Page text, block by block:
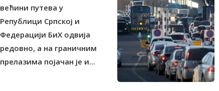
већини путева у
Републици Српској и
Федерацији БиХ одвија
редовно, а на граничним
прелазима појачан је и...